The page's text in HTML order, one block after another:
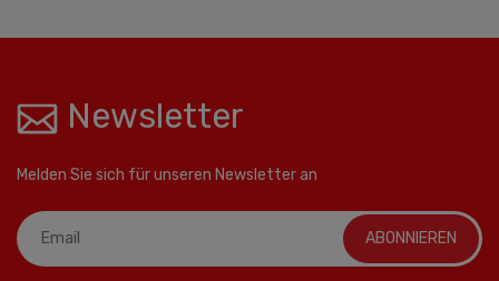
Newsletter
Melden Sie sich für unseren Newsletter an
ABONNIEREN